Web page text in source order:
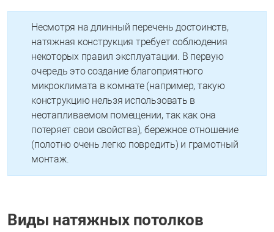
Несмотря на длинный перечень достоинств,
натяжная конструкция требует соблюдения
некоторых правил эксплуатации. В первую
очередь это создание благоприятного
микроклимата в комнате (например, такую
конструкцию нельзя использовать в
неотапливаемом помещении, так как она
потеряет свои свойства), бережное отношение
(полотно очень легко повредить) и грамотный
монтаж.
Виды натяжных потолков